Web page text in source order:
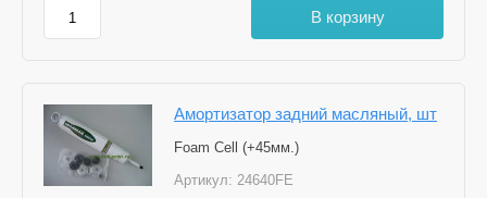
В корзину
Амортизатор задний масляный, шт
Foam Cell (+45мм.)
Артикул: 24640FE